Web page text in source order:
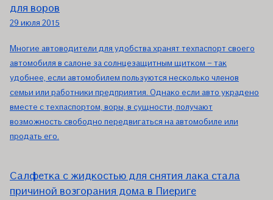
для воров
29 июля 2015
Многие автоводители для удобства хранят техпаспорт своего
автомобиля в салоне за солнцезащитным щитком – так
удобнее, если автомобилем пользуются несколько членов
семьи или работники предприятия. Однако если авто украдено
вместе с техпаспортом, воры, в сущности, получают
возможность свободно передвигаться на автомобиле или
продать его.
Салфетка с жидкостью для снятия лака стала
причиной возгорания дома в Пиериге